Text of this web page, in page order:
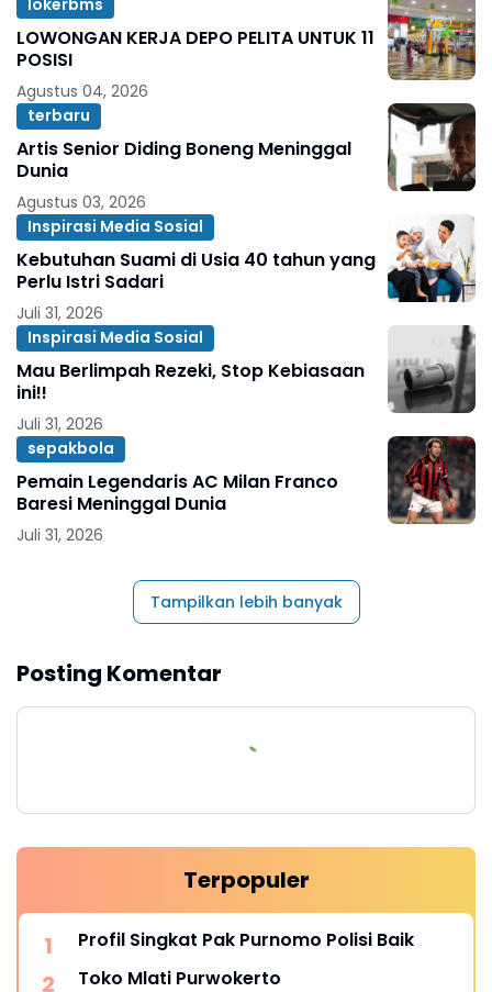
lokerbms
LOWONGAN KERJA DEPO PELITA UNTUK 11
POSISI
Agustus 04, 2026
terbaru
Artis Senior Diding Boneng Meninggal
Dunia
Agustus 03, 2026
Inspirasi Media Sosial
Kebutuhan Suami di Usia 40 tahun yang
Perlu Istri Sadari
Juli 31, 2026
Inspirasi Media Sosial
Mau Berlimpah Rezeki, Stop Kebiasaan
ini!!
Juli 31, 2026
sepakbola
Pemain Legendaris AC Milan Franco
Baresi Meninggal Dunia
Juli 31, 2026
Tampilkan lebih banyak
Posting Komentar
Terpopuler
Profil Singkat Pak Purnomo Polisi Baik
Toko Mlati Purwokerto